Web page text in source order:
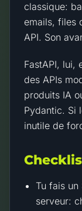
classique:
emails, files
API. Son
FastAPI, lui,
des APIs
produits IA
Pydantic. Si
inutile de
Tu fais un
serveur: